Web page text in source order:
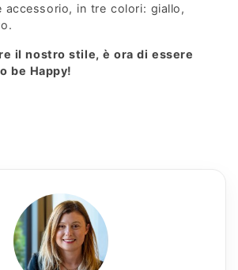
accessorio, in tre colori: giallo,
il nostro stile, è ora di essere
be Happy!